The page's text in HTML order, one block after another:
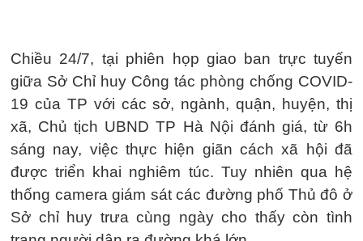
Chiều 24/7, tại phiên họp giao ban trực tuyến
giữa Sở Chỉ huy Công tác phòng chống COVID-
19 của TP với các sở, ngành, quận, huyện, thị
xã, Chủ tịch UBND TP Hà Nội đánh giá, từ 6h
sáng nay, việc thực hiện giãn cách xã hội đã
được triển khai nghiêm túc. Tuy nhiên qua hệ
thống camera giám sát các đường phố Thủ đô ở
Sở chỉ huy trưa cùng ngày cho thấy còn tình